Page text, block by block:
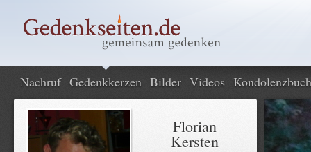
Nachruf Gedenkkerzen Bilder Videos Kondolenzbuch
Florian
Kersten